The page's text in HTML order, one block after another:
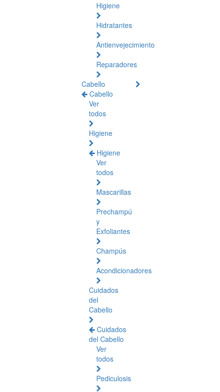
Higiene
Hidratantes
Antienvejecimiento
Reparadores
Cabello
Cabello
Ver
todos
Higiene
Higiene
Ver
todos
Mascarillas
Prechampú
y
Exfoliantes
Champús
Acondicionadores
Cuidados
del
Cabello
Cuidados
del Cabello
Ver
todos
Pediculosis